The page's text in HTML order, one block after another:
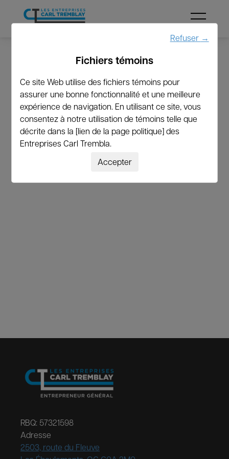
Menu
Revenir à la liste
jgu.ff.a.nt.i@gmail.com
RBQ: 57321598
Adresse
2503, route du Fleuve
Refuser →
Fichiers témoins
Ce site Web utilise des fichiers témoins pour
assurer une bonne fonctionnalité et une meilleure
expérience de navigation. En utilisant ce site, vous
consentez à notre utilisation de témoins telle que
décrite dans la [lien de la page politique] des
Entreprises Carl Trembla.
Accepter